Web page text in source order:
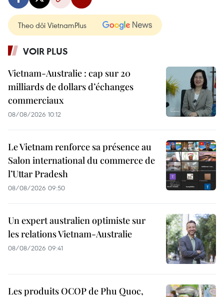
Theo dõi VietnamPlus
VOIR PLUS
Vietnam-Australie : cap sur 20
milliards de dollars d’échanges
commerciaux
08/08/2026 10:12
Le Vietnam renforce sa présence au
Salon international du commerce de
l’Uttar Pradesh
08/08/2026 09:50
Un expert australien optimiste sur
les relations Vietnam-Australie
08/08/2026 09:41
Les produits OCOP de Phu Quoc,